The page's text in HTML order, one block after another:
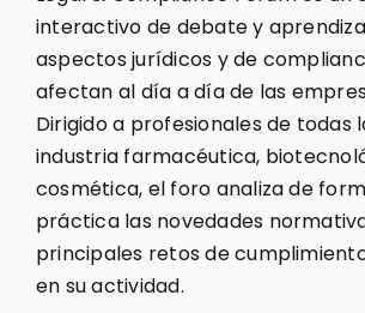
interactivo de debate y
aspectos jurídicos y de
afectan al día a día de las
Dirigido a profesionales de todas
industria farmacéutica,
cosmética, el foro analiza de
práctica las novedades
principales retos de
en su actividad.